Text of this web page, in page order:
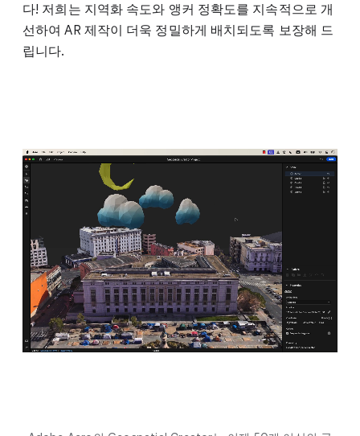
다! 저희는 지역화 속도와 앵커 정확도를 지속적으로 개
선하여 AR 제작이 더욱 정밀하게 배치되도록 보장해 드
립니다.